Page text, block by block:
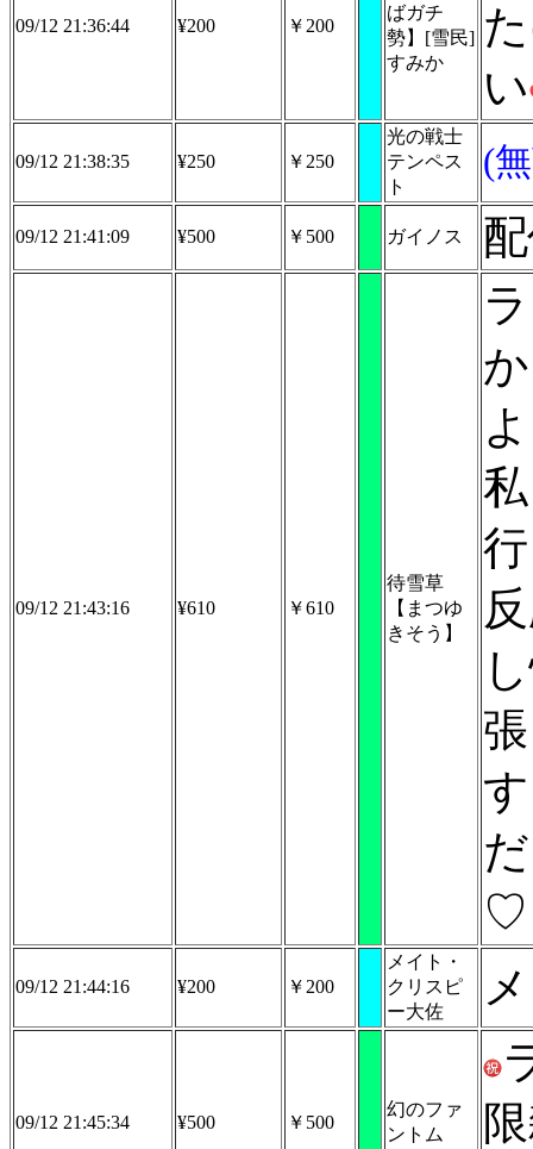
09/12 21:36:44 ¥200 ￥200
ばガチ
勢】[雪民]
すみか
い
09/12 21:38:35 ¥250 ￥250
光の戦士
テンペス
ト
(
09/12 21:41:09 ¥500 ￥500 ガイノス
09/12 21:43:16 ¥610 ￥610
待雪草
【まつゆ
きそう】
♡
09/12 21:44:16 ¥200 ￥200
メイト・
クリスピ
ー大佐
09/12 21:45:34 ¥500 ￥500
幻のファ
ントム